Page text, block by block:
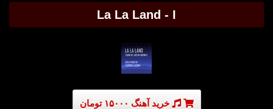
La La Land - I
خرید آهنگ ۱۵۰۰۰ تومان